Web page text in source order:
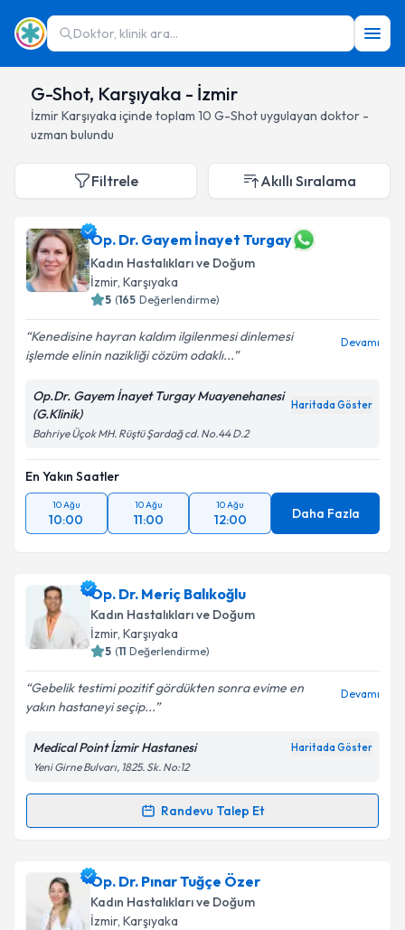
Doktor, klinik ara...
G-Shot, Karşıyaka - İzmir
İzmirKarşıyaka içinde toplam 10 G-Shotuygulayan doktor -
uzman bulundu
Filtrele Akıllı Sıralama
Op. Dr. Gayem İnayet Turgay
Kadın Hastalıkları ve Doğum
İzmir, Karşıyaka
5 (165 Değerlendirme)
Kenedisine hayran kaldım ilgilenmesi dinlemesi
işlemde elinin nazikliği cözüm odaklı...
Devamı
Op.Dr. Gayem İnayet Turgay Muayenehanesi
(G.Klinik)
Haritada Göster
Bahriye Üçok MH. Rüştü Şardağ cd. No.44 D.2
En Yakın Saatler
10 Ağu
10:00
10 Ağu
11:00
10 Ağu
12:00 Daha Fazla
Op. Dr. Meriç Balıkoğlu
Kadın Hastalıkları ve Doğum
İzmir, Karşıyaka
5 (11 Değerlendirme)
Gebelik testimi pozitif gördükten sonra evime en
yakın hastaneyi seçip...
Devamı
Medical Point İzmir Hastanesi Haritada Göster
Yeni Girne Bulvarı, 1825. Sk. No:12
Randevu Talep Et
Randevu Takvimi Talebi
Op. Dr. Meriç Balıkoğluiçin randevu takvimi talebi
oluşturun. Size bu uzmandan randevu almanız için bir
takvim hazırlandığında e-posta ile bilgilendireceğiz.
Op. Dr. Pınar Tuğçe Özer
Kadın Hastalıkları ve Doğum
İzmir, Karşıyaka